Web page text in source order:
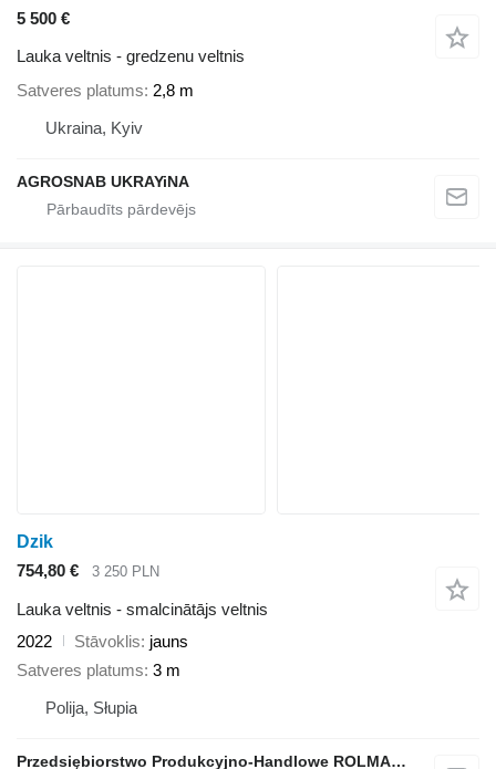
5 500 €
Lauka veltnis - gredzenu veltnis
Satveres platums 2,8 m
Ukraina, Kyiv
AGROSNAB UKRAYiNA
Dzik
754,80 €
3 250 PLN
Lauka veltnis - smalcinātājs veltnis
2022
Stāvoklis jauns
Satveres platums 3 m
Polija, Słupia
Przedsiębiorstwo Produkcyjno-Handlowe ROLMAPOL Marcin Dziekan